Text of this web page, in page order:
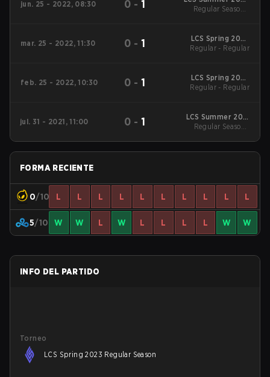
jun. 25 - 2022, 08:30 0 -1
Regular Season
Regular Season -
mar. 25 - 2022, 11:30 0 -1
LCS Spring 2022
Regular
Regular - Regular
feb. 25 - 2022, 10:30 0 -1
LCS Spring 2022
Regular
Regular - Regular
jul. 31 - 2021, 11:00 0 -1
LCS Summer 2021
Regular
Regular Season -
FORMA RECIENTE
0/10 L L L L L L L L L L
5/10 W W L W L L L L W W
INFO DEL PARTIDO
Torneo
LCS Spring 2023 Regular Season